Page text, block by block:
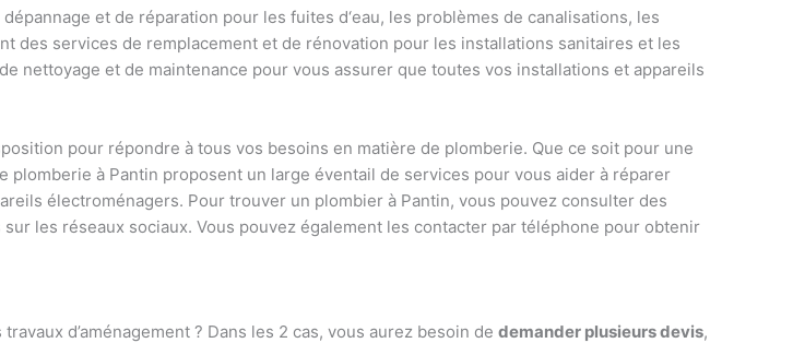
dépannage et de réparation pour les fuites d‘eau, les problèmes de canalisations, les
des services de remplacement et de rénovation pour les installations sanitaires et les
de nettoyage et de maintenance pour vous assurer que toutes vos installations et appareils
pour répondre à tous vos besoins en matière de plomberie. Que ce soit pour une
plomberie à Pantin proposent un large éventail de services pour vous aider à réparer
areils électroménagers. Pour trouver un plombier à Pantin, vous pouvez consulter des
sur les réseaux sociaux. Vous pouvez également les contacter par téléphone pour obtenir
d’aménagement ? Dans les 2 cas, vous aurez besoin de demander plusieurs devis,